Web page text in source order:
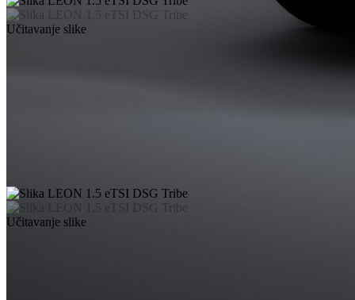
Učitavanje slike
Učitavanje slike